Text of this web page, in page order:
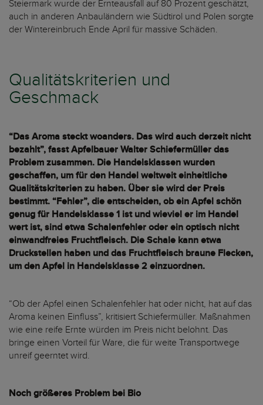
Steiermark wurde der Ernteausfall auf 80 Prozent geschätzt,
auch in anderen Anbauländern wie Südtirol und Polen sorgte
der Wintereinbruch Ende April für massive Schäden.
Qualitätskriterien und
Geschmack
“Das Aroma steckt woanders. Das wird auch derzeit nicht
bezahlt”, fasst Apfelbauer Walter Schiefermüller das
Problem zusammen. Die Handelsklassen wurden
geschaffen, um für den Handel weltweit einheitliche
Qualitätskriterien zu haben. Über sie wird der Preis
bestimmt. “Fehler”, die entscheiden, ob ein Apfel schön
genug für Handelsklasse 1 ist und wieviel er im Handel
wert ist, sind etwa Schalenfehler oder ein optisch nicht
einwandfreies Fruchtfleisch. Die Schale kann etwa
Druckstellen haben und das Fruchtfleisch braune Flecken,
um den Apfel in Handelsklasse 2 einzuordnen.
“Ob der Apfel einen Schalenfehler hat oder nicht, hat auf das
Aroma keinen Einfluss”, kritisiert Schiefermüller. Maßnahmen
wie eine reife Ernte würden im Preis nicht belohnt. Das
bringe einen Vorteil für Ware, die für weite Transportwege
unreif geerntet wird.
Noch größeres Problem bei Bio